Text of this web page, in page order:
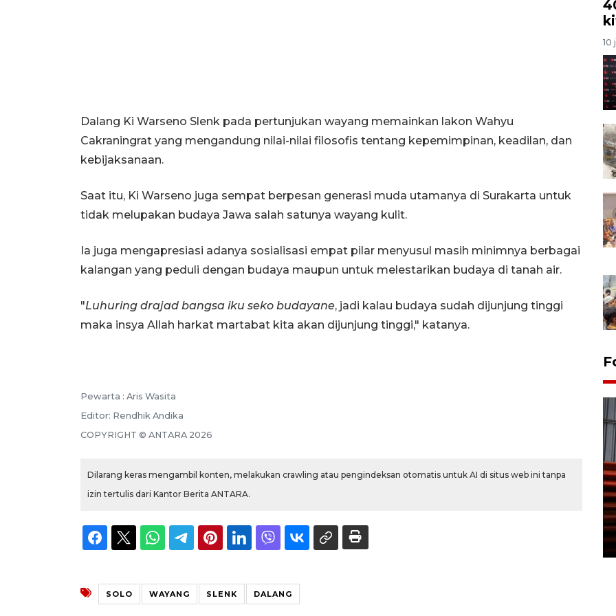
Dalang Ki Warseno Slenk pada pertunjukan wayang memainkan lakon Wahyu
Cakraningrat yang mengandung nilai-nilai filosofis tentang kepemimpinan, keadilan, dan
kebijaksanaan.
Saat itu, Ki Warseno juga sempat berpesan generasi muda utamanya di Surakarta untuk
tidak melupakan budaya Jawa salah satunya wayang kulit.
Ia juga mengapresiasi adanya sosialisasi empat pilar menyusul masih minimnya berbagai
kalangan yang peduli dengan budaya maupun untuk melestarikan budaya di tanah air.
"Luhuring drajad bangsa iku seko budayane, jadi kalau budaya sudah dijunjung tinggi
maka insya Allah harkat martabat kita akan dijunjung tinggi," katanya.
Pewarta : Aris Wasita
Editor: Rendhik Andika
COPYRIGHT © ANTARA 2026
Dilarang keras mengambil konten, melakukan crawling atau pengindeksan otomatis untuk AI di situs web ini tanpa
izin tertulis dari Kantor Berita ANTARA.
SOLO WAYANG SLENK DALANG
10